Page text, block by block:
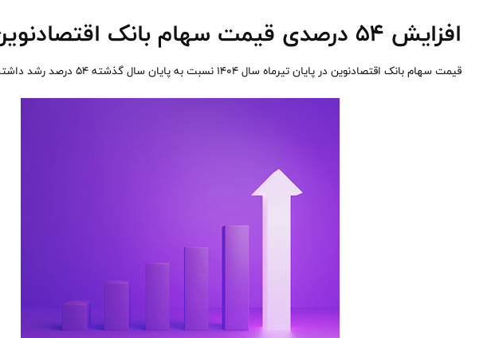
افزایش ۵۴ درصدی قیمت سهام بانک اقتصادنوین
قیمت سهام بانک اقتصادنوین در پایان تیرماه سال ۱۴۰۴ نسبت به پایان سال گذشته ۵۴ درصد رشد داشته است.